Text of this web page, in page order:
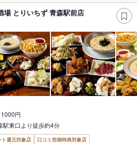
場 とりいちず 青森駅前店
円
駅東口より徒歩約4分
ト還元対象店
口コミ投稿特典対象店